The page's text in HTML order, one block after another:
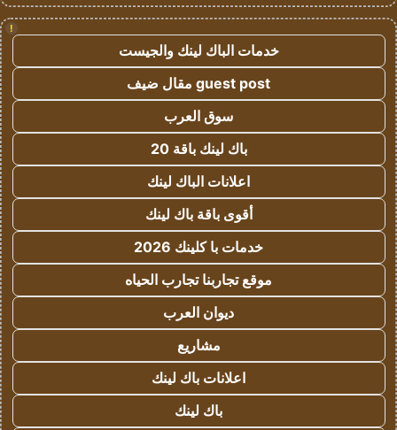
!
خدمات الباك لينك والجيست
guest post مقال ضيف
سوق العرب
باك لينك باقة 20
اعلانات الباك لينك
أقوى باقة باك لينك
خدمات با كلينك 2026
موقع تجاربنا تجارب الحياه
ديوان العرب
مشاريع
اعلانات باك لينك
باك لينك